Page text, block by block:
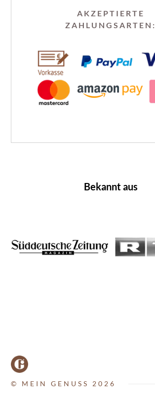
AKZEPTIERTE
ZAHLUNGSARTEN:
Bekannt aus
© MEIN GENUSS 2026